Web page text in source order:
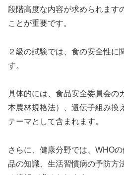
段階高度な内容が求められます
ことが重要です。
２級の試験では、食の安全性に
す。
具体的には、食品安全委員会の
本農林規格法）、遺伝子組み換
テーマとして含まれます。
さらに、健康分野では、WHO
品の知識、生活習慣病の予防方